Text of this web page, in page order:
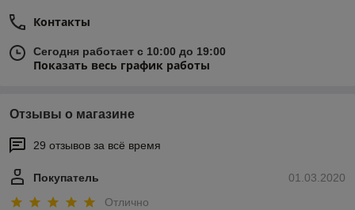
Контакты
Сегодня работает с 10:00 до 19:00
Показать весь график работы
Отзывы о магазине
29 отзывов за всё время
01.03.2020
Покупатель
Отлично